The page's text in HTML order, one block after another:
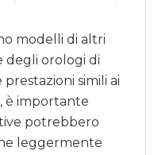
modelli di altri
degli orologi di
simili ai
è importante
potrebbero
leggermente